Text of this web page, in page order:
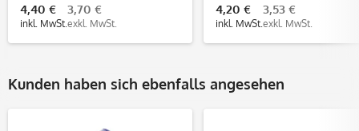
4,40 €
inkl. MwSt.
3,70 €
exkl. MwSt.
4,20 €
inkl. MwSt.
3,53 €
exkl. MwSt.
Kunden haben sich ebenfalls angesehen